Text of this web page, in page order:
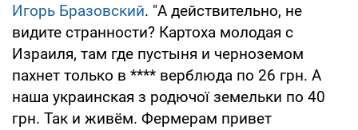
Игорь Бразовский. "А действительно, не
видите странности? Картоха молодая с
Израиля, там где пустыня и черноземом
пахнет только в **** верблюда по 26 грн. А
наша украинская з родючої земельки по 40
грн. Так и живём. Фермерам привет